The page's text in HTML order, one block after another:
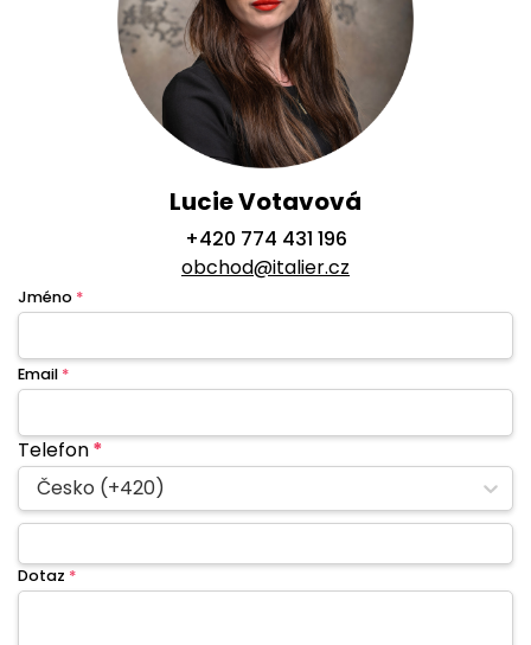
Lucie Votavová
+420 774 431 196
obchod@italier.cz
Jméno *
Email *
Telefon*
Česko (+420)
Dotaz *